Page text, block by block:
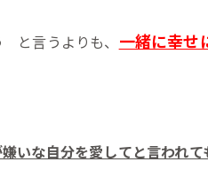
と言うよりも、 一緒に幸せ
いな自分を愛してと言われ